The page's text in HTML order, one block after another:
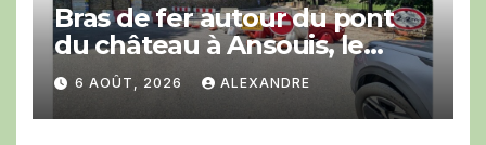
Bras de fer autour du pont
du château à Ansouis, le
Département prend l’affaire
en main
6 AOÛT, 2026 ALEXANDRE